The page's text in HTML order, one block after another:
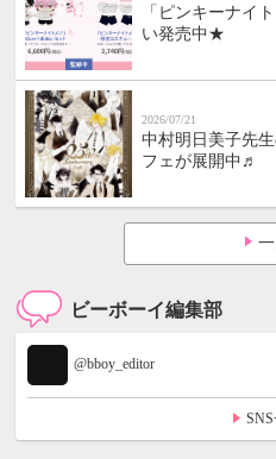
「ピンキーナイ
い発売中★
2026/07/21
中村明日美子先
フェが展開中♬
ビーボーイ編集部
@bboy_editor